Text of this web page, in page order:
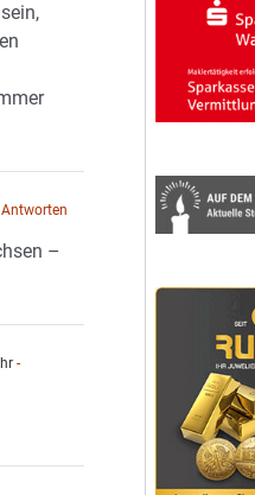
Antworten
–
-